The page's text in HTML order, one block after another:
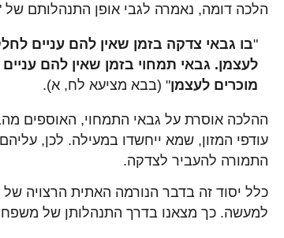
הלכה דומה, נאמרה לגבי אופן התנהלותם של
"בו גבאי צדקה בזמן שאין להם עניים
לעצמן. גבאי תמחוי בזמן שאין להם עניים
מוכרים לעצמן" (בבא מציעא לח, א).
ההלכה אוסרת על גבאי התמחוי, האוספים
עודפי המזון, שמא ייחשדו במעילה. לכן,
התמורה להעביר לצדקה.
כלל יסוד זה בדבר הנורמה האתית הרצויה של
למעשה. כך מצאנו בדרך התנהלותן של